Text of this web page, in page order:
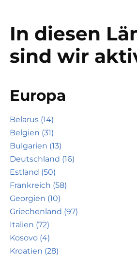
In diesen
sind wir
Europa
Belarus (14)
Belgien (31)
Bulgarien (13)
Deutschland (16)
Estland (50)
Frankreich (58)
Georgien (10)
Griechenland (97)
Italien (72)
Kosovo (4)
Kroatien (28)